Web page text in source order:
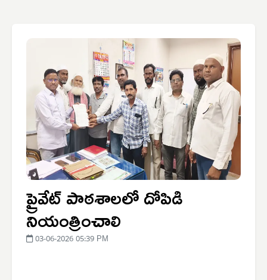
ప్రైవేట్ పాఠశాలలో దోపిడి
నియంత్రించాలి
03-06-2026 05:39 PM